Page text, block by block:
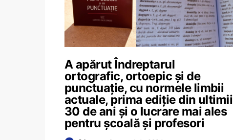
A apărut Îndreptarul
ortografic, ortoepic și de
punctuație, cu normele limbii
actuale, prima ediție din ultimii
30 de ani și o lucrare mai ales
pentru școală și profesori